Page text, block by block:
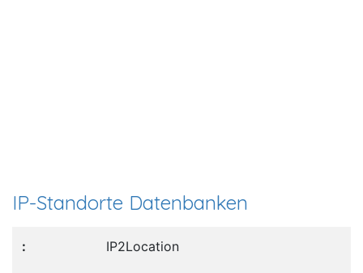
IP-Standorte Datenbanken
IP2Location